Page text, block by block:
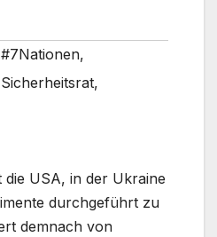
#7Nationen,
,
die USA, in der Ukraine
durchgeführt zu
demnach von